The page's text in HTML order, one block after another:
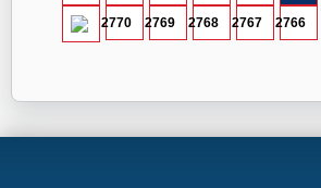
2766
2767
2768
2769
2770